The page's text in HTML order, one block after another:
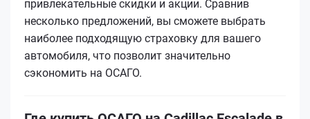
привлекательные скидки и акции. Сравнив
несколько предложений, вы сможете выбрать
наиболее подходящую страховку для вашего
автомобиля, что позволит значительно
сэкономить на ОСАГО.